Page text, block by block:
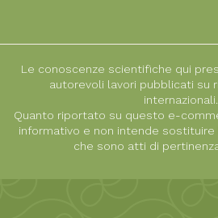
Le conoscenze scientifiche qui
autorevoli lavori pubblicati su
internazionali.
Quanto riportato su questo e-
informativo e non intende sostituire
che sono atti di